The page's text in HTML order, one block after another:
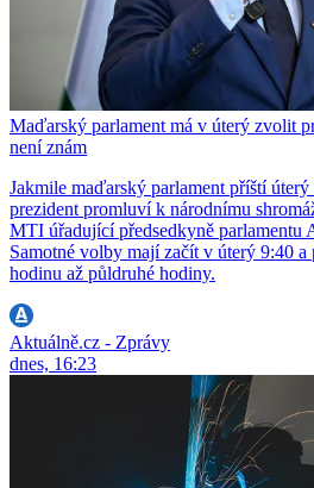
Maďarský parlament má v úterý zvolit
není znám
Jakmile maďarský parlament příští
prezident promluví k národnímu
MTI úřadující předsedkyně parlamentu
Samotné volby mají začít v úterý 9:40
hodinu až půldruhé hodiny.
Aktuálně.cz - Zprávy
dnes, 16:23